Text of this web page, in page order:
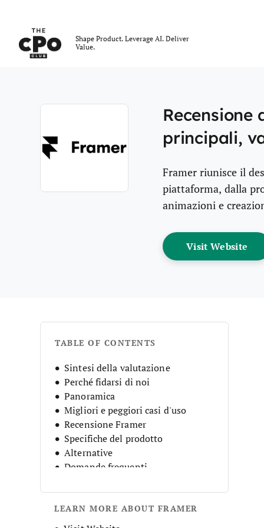
Shape Product. Leverage AI. Deliver
Value.
Recensione
principali,
Framer riunisce il
piattaforma, dalla
animazioni e
Visit Website
TABLE OF CONTENTS
Sintesi della valutazione
Perché fidarsi di noi
Panoramica
Migliori e peggiori casi d'uso
Recensione Framer
Specifiche del prodotto
Alternative
Domande frequenti
LEARN MORE ABOUT FRAMER